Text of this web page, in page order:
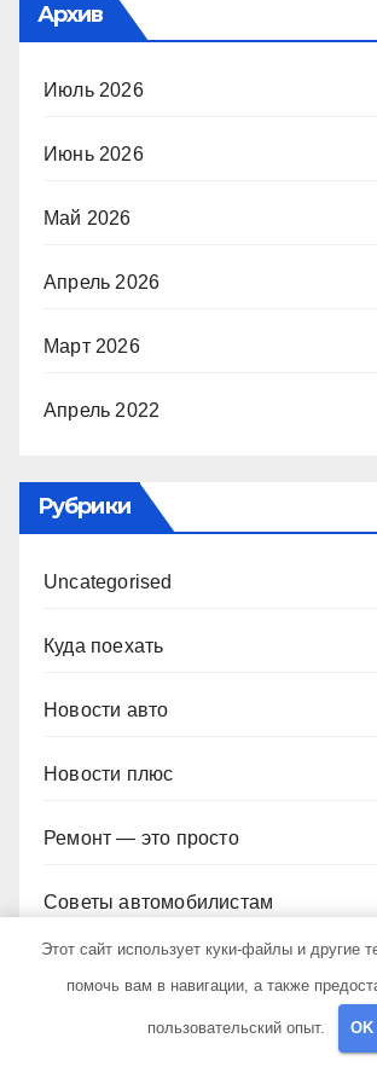
Архив
Июль 2026
Июнь 2026
Май 2026
Апрель 2026
Март 2026
Апрель 2022
Рубрики
Uncategorised
Куда поехать
Новости авто
Новости плюс
Ремонт — это просто
Советы автомобилистам
Этот сайт использует куки-файлы и другие
помочь вам в навигации, а также
пользовательский опыт. OK